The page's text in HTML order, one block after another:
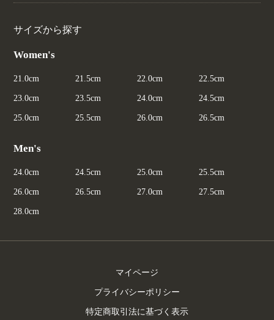
サイズから探す
Women's
21.0cm 21.5cm 22.0cm 22.5cm
23.0cm 23.5cm 24.0cm 24.5cm
25.0cm 25.5cm 26.0cm 26.5cm
Men's
24.0cm 24.5cm 25.0cm 25.5cm
26.0cm 26.5cm 27.0cm 27.5cm
28.0cm
マイページ
プライバシーポリシー
特定商取引法に基づく表示